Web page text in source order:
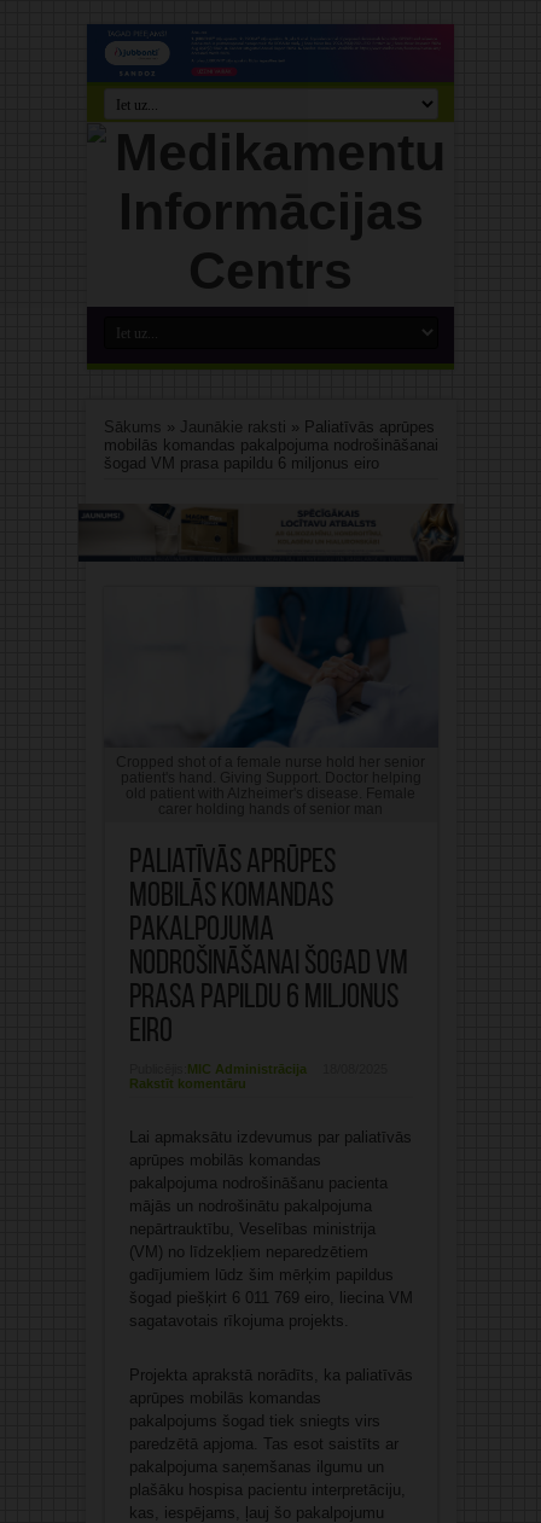
Sākums » Jaunākie raksti » Paliatīvās aprūpes
mobilās komandas pakalpojuma nodrošināšanai
šogad VM prasa papildu 6 miljonus eiro
Paliatīvās aprūpes
mobilās komandas
pakalpojuma
nodrošināšanai šogad VM
prasa papildu 6 miljonus
eiro
MIC Administrācija
Rakstīt komentāru
Lai apmaksātu izdevumus par paliatīvās
aprūpes mobilās komandas
pakalpojuma nodrošināšanu pacienta
mājās un nodrošinātu pakalpojuma
nepārtrauktību, Veselības ministrija
(VM) no līdzekļiem neparedzētiem
gadījumiem lūdz šim mērķim papildus
šogad piešķirt 6 011 769 eiro, liecina VM
sagatavotais rīkojuma projekts.
Projekta aprakstā norādīts, ka paliatīvās
aprūpes mobilās komandas
pakalpojums šogad tiek sniegts virs
paredzētā apjoma. Tas esot saistīts ar
pakalpojuma saņemšanas ilgumu un
plašāku hospisa pacientu interpretāciju,
kas, iespējams, ļauj šo pakalpojumu